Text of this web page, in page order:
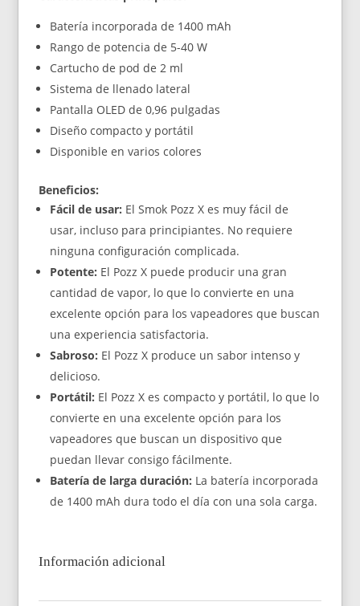
Batería incorporada de 1400 mAh
Rango de potencia de 5-40 W
Cartucho de pod de 2 ml
Sistema de llenado lateral
Pantalla OLED de 0,96 pulgadas
Diseño compacto y portátil
Disponible en varios colores
Beneficios:
Fácil de usar: El Smok Pozz X es muy fácil de
usar, incluso para principiantes. No requiere
ninguna configuración complicada.
Potente: El Pozz X puede producir una gran
cantidad de vapor, lo que lo convierte en una
excelente opción para los vapeadores que buscan
una experiencia satisfactoria.
Sabroso: El Pozz X produce un sabor intenso y
delicioso.
Portátil: El Pozz X es compacto y portátil, lo que lo
convierte en una excelente opción para los
vapeadores que buscan un dispositivo que
puedan llevar consigo fácilmente.
Batería de larga duración: La batería incorporada
de 1400 mAh dura todo el día con una sola carga.
Información adicional